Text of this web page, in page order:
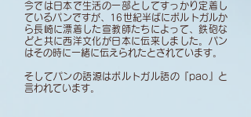
今では日本で生活の一部としてすっかり定着し
ているパンですが、16世紀半ばにポルトガルか
ら長崎に漂着した宣教師たちによって、鉄砲な
どと共に西洋文化が日本に伝来しました。パン
はその時に一緒に伝えられたとされています。
そしてパンの語源はポルトガル語の『pao』と
言われています。